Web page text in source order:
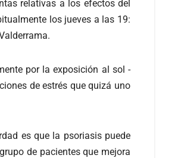
relativas a los efectos del
los jueves a las 19:
por la exposición al sol -
de estrés que quizá uno
es que la psoriasis puede
de pacientes que mejora